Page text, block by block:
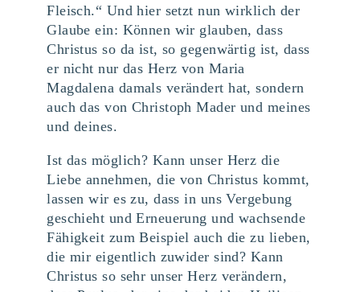
Fleisch.“ Und hier setzt nun wirklich der
Glaube ein: Können wir glauben, dass
Christus so da ist, so gegenwärtig ist, dass
er nicht nur das Herz von Maria
Magdalena damals verändert hat, sondern
auch das von Christoph Mader und meines
und deines.
Ist das möglich? Kann unser Herz die
Liebe annehmen, die von Christus kommt,
lassen wir es zu, dass in uns Vergebung
geschieht und Erneuerung und wachsende
Fähigkeit zum Beispiel auch die zu lieben,
die mir eigentlich zuwider sind? Kann
Christus so sehr unser Herz verändern,